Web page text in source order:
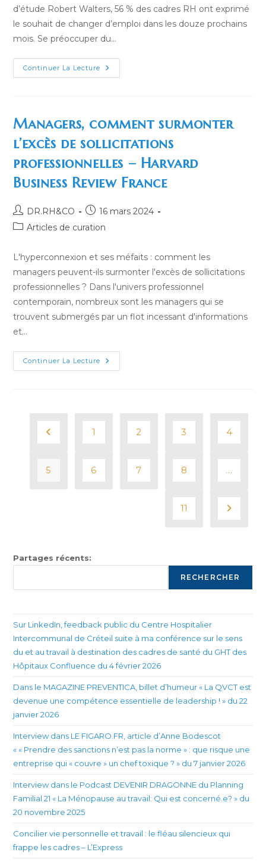
d’étude Robert Walters, 56 % des cadres RH ont exprimé
le souhait de changer d’emploi dans les douze prochains
mois. Se préoccuper du…
Continuer La Lecture Ces
RH
Métier
:
Mettre
Fin
À
L’hémorragie
–
L’Express
Managers, comment surmonter
l’excès de sollicitations
professionnelles – Harvard
Business Review France
Auteur/autrice
de
DR.RH&CO
Publication
publiée :
16 mars 2024
PostArticles de curation
L'hyperconnexion et ses méfaits : comment les
managers peuvent-ils surmonter l'excès de sollicitations
professionnelles ? Dans l'univers professionnel
contemporain, nombreux sont les managers qui se
trouvent submergés par un flot incessant d'informations
et…
Continuer La Lecture Managers,
Comment
Harvard
Business
1 2 3 4
5 6 7 8 …
11
Partages récents:
RECHERCHER
Sur LinkedIn, feedback public du Centre Hospitalier
Intercommunal de Créteil suite à ma conférence sur le sens
du et au travail à destination des cadres de santé du GHT des
Hôpitaux Confluence du 4 février 2026
Dans le MAGAZINE PREVENTICA, billet d’humeur « La QVCT est
devenue une compétence essentielle de leadership ! » du 22
janvier 2026
Interview dans LE FIGARO.FR, article d’Anne Bodescot
« « Prendre des sanctions n’est pas la norme » : que risque une
entreprise qui « couvre » un chef toxique ? » du 7 janvier 2026
Interview dans le Podcast DEVENIR DRAGONNE du Planning
Familial 21 « La Ménopause au travail: Qui est concerné.e? » du
20 novembre 2025
Concilier vie personnelle et travail : le fléau silencieux qui
frappe les cadres – L’Express